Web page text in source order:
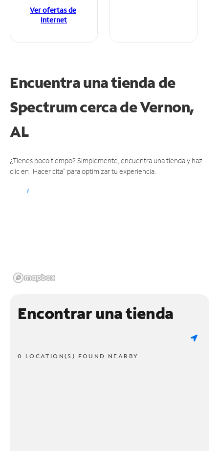
Ver ofertas de
Internet
Encuentra una tienda de
Spectrumcerca de Vernon,
AL
¿Tienes poco tiempo? Simplemente, encuentra una tienda y haz
clic en "Hacer cita" para optimizar tu experiencia.
Encontrar una tienda
0 LOCATION(S) FOUND NEARBY